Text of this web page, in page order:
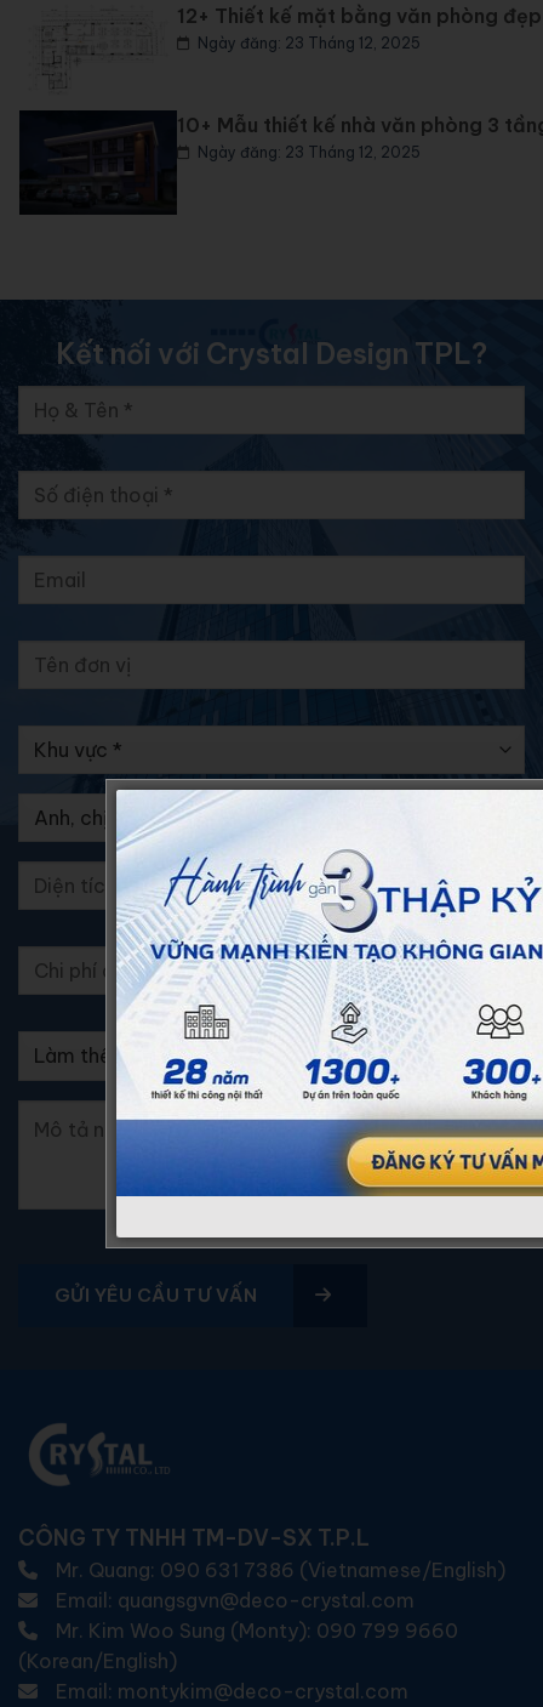
12+ Thiết kế mặt bằng văn phòng
Ngày đăng: 23 Tháng 12, 2025
10+ Mẫu thiết kế nhà văn phòng 3
Ngày đăng: 23 Tháng 12, 2025
Kết nối với Crystal Design TPL?
GỬI YÊU CẦU TƯ VẤN
CÔNG TY TNHH TM-DV-SX T.P.L
Mr. Quang: 090 631 7386 (Vietnamese/English)
Email: quangsgvn@deco-crystal.com
Mr. Kim Woo Sung (Monty): 090 799 9660
(Korean/English)
Email: montykim@deco-crystal.com